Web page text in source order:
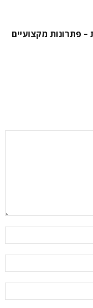
– פתרונות מקצועיים